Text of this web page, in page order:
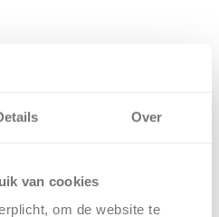
Over
van cookies
om de website te